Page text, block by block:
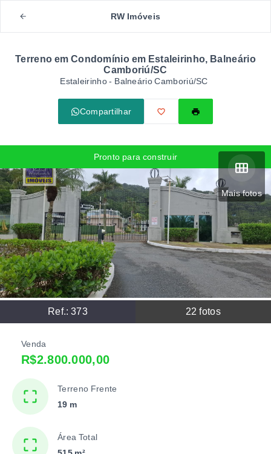
RW Imóveis
Terreno em Condomínio em Estaleirinho, Balneário
Camboriú/SC
Estaleirinho - Balneário Camboriú/SC
Compartilhar
Mais fotos
Ref.:373 22 fotos
Pronto para construir
Venda
R$2.800.000,00
Terreno Frente
19 m
Área Total